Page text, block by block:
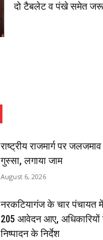
दो टैबलेट व पंखे समेत
राष्ट्रीय राजमार्ग पर
गुस्सा, लगाया जाम
August 6, 2026
नरकटियागंज के चार पंचायत
205 आवेदन आए, अधिकारियों
निष्पादन के निर्देश